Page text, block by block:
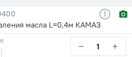
масла L=0,4м КАМАЗ
− +